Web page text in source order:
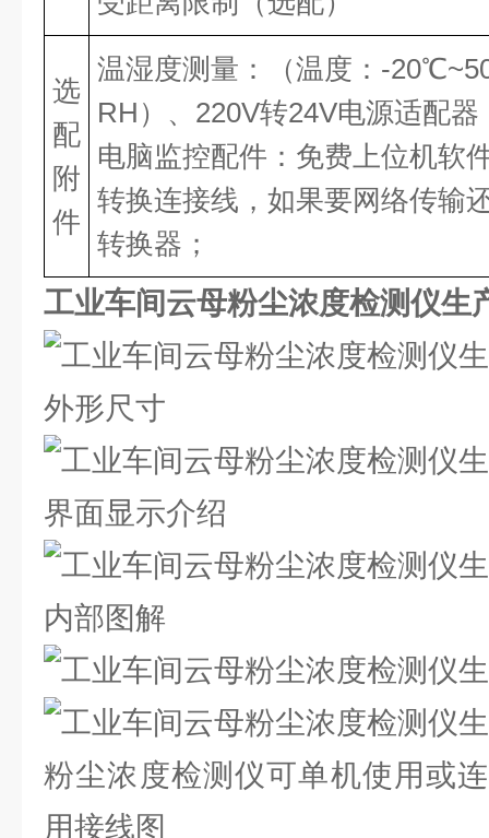
选
配
附
件
温湿度测量：（温度：-
RH）、220V转24V电源适配器
电脑监控配件：免费上位机软
转换连接线，如果要网络传输
转换器；
工业车间云母粉尘浓度检测仪生
外形尺寸
界面显示介绍
内部图解
粉尘浓度检测仪可单机使用或
用接线图